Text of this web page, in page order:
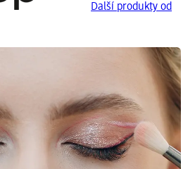
Další produkty od